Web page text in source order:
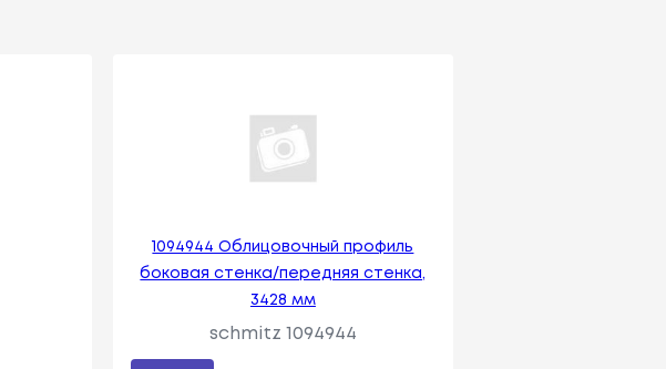
1094944 Облицовочный профиль
боковая стенка/передняя стенка,
3428 мм
schmitz 1094944